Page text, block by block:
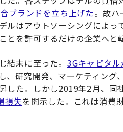
ブランドを立ち上げた。故ハ
ルはアウトソーシングによっ
を許可するだけの企業へと
末に至った。 3Gキャピタ
研究開発、マーケティング
した。しかし2019年2月、同
損失を開示した。これは消費